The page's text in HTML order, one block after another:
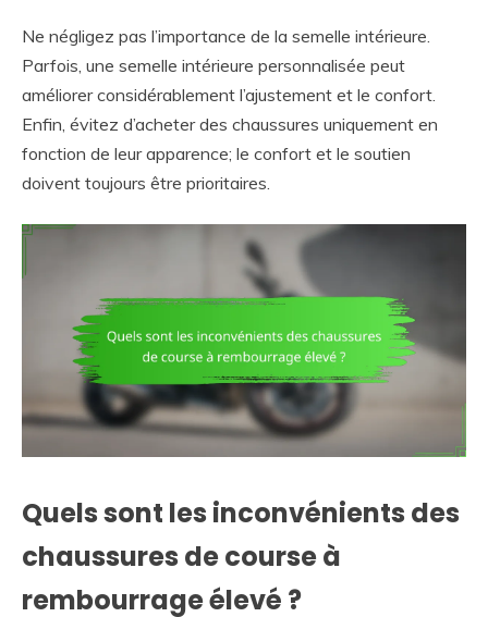
Ne négligez pas l’importance de la semelle intérieure.
Parfois, une semelle intérieure personnalisée peut
améliorer considérablement l’ajustement et le confort.
Enfin, évitez d’acheter des chaussures uniquement en
fonction de leur apparence; le confort et le soutien
doivent toujours être prioritaires.
Quels sont les inconvénients des
chaussures de course à
rembourrage élevé ?